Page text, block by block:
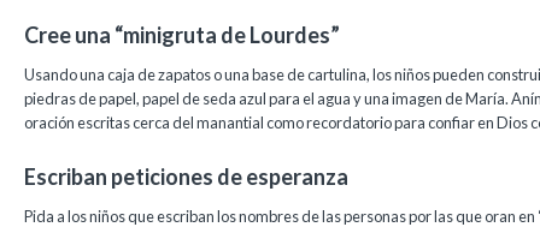
Cree una “minigruta de Lourdes”
Usando una caja de zapatos o una base de cartulina, los niños pueden
piedras de papel, papel de seda azul para el agua y una imagen de María.
oración escritas cerca del manantial como recordatorio para confiar en Dios
Escriban peticiones de esperanza
Pida a los niños que escriban los nombres de las personas por las que oran en